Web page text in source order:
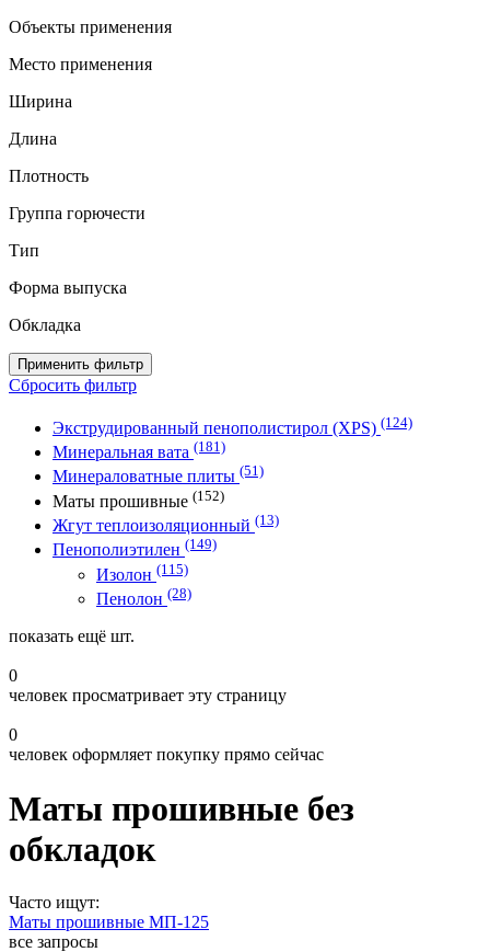
Объекты применения
Место применения
Ширина
Длина
Плотность
Группа горючести
Тип
Форма выпуска
Обкладка
Применить фильтр
Сбросить фильтр
Экструдированный пенополистирол (XPS) (124)
Минеральная вата (181)
Минераловатные плиты (51)
Маты прошивные (152)
Жгут теплоизоляционный (13)
Пенополиэтилен (149)
Изолон (115)
Пенолон (28)
показать ещё шт.
0
человек просматривает эту страницу
0
человек оформляет покупку прямо сейчас
Маты прошивные без
обкладок
Часто ищут:
Маты прошивные МП-125
все запросы